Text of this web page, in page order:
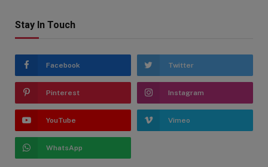
Stay In Touch
Facebook Twitter
Pinterest Instagram
YouTube Vimeo
WhatsApp